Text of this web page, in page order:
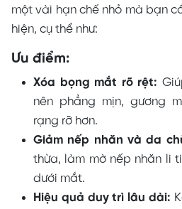
một vài hạn chế nhỏ mà bạn
hiện, cụ thể như:
Ưu điểm:
Xóa bọng mắt rõ rệt:
nên phẳng mịn, gương
rạng rỡ hơn.
Giảm nếp nhăn và da
thừa, làm mờ nếp nhăn li
dưới mắt.
Hiệu quả duy trì lâu dài: